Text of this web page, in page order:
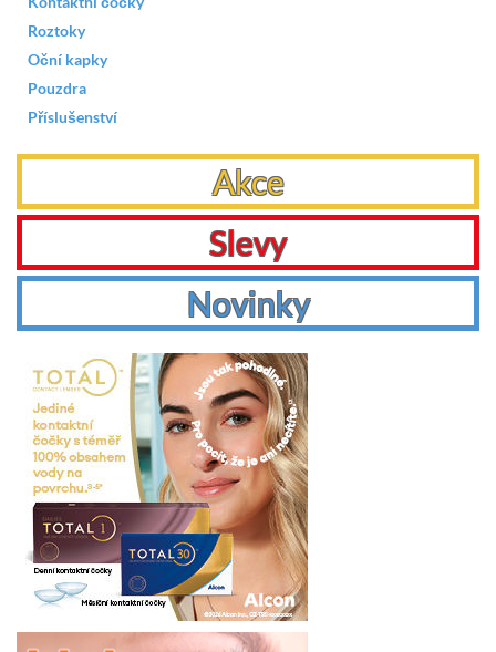
Roztoky
Oční kapky
Pouzdra
Příslušenství
Akce
Slevy
Novinky